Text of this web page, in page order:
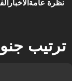
نظرة عامة الأخبار
ترتيب